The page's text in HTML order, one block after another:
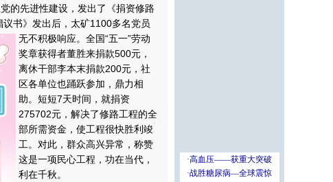
的先进性建设，发出了《捐资修路
议书》发出后，太矿1100多名党员
无不积极响应。全国“五一”劳动
奖章获得者董胜来捐款500元，
离休干部李本末捐款200元，社
区各单位也踊跃参加，鼎力相
助。短短7天时间，就捐资
275702元，解决了修路工程的全
部所需资金，使工程很快胜利竣
工。对此，群众高兴异常，称赞
这是一项民心工程，功在当代，
利在千秋。